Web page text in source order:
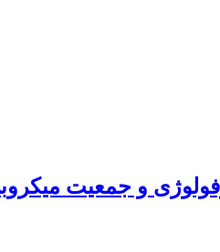
و جمعیت